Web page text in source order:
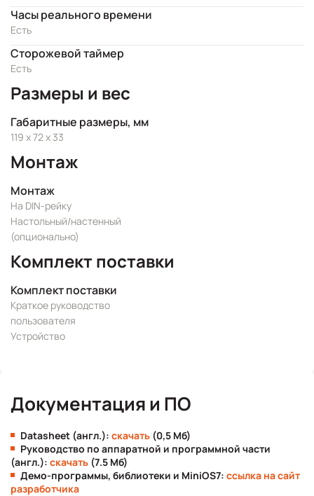
Часы реального времени
Есть
Сторожевой таймер
Есть
Размеры и вес
Габаритные размеры, мм
119 x 72 x 33
Монтаж
Монтаж
На DIN-рейку
Настольный/настенный
(опционально)
Комплект поставки
Комплект поставки
Краткое руководство
пользователя
Устройство
Документация и ПО
Datasheet (англ.): скачать (0,5 Мб)
Руководство по аппаратной и программной части
(англ.): скачать (7.5 Мб)
Демо-программы, библиотеки и MiniOS7: ссылка на сайт
разработчика